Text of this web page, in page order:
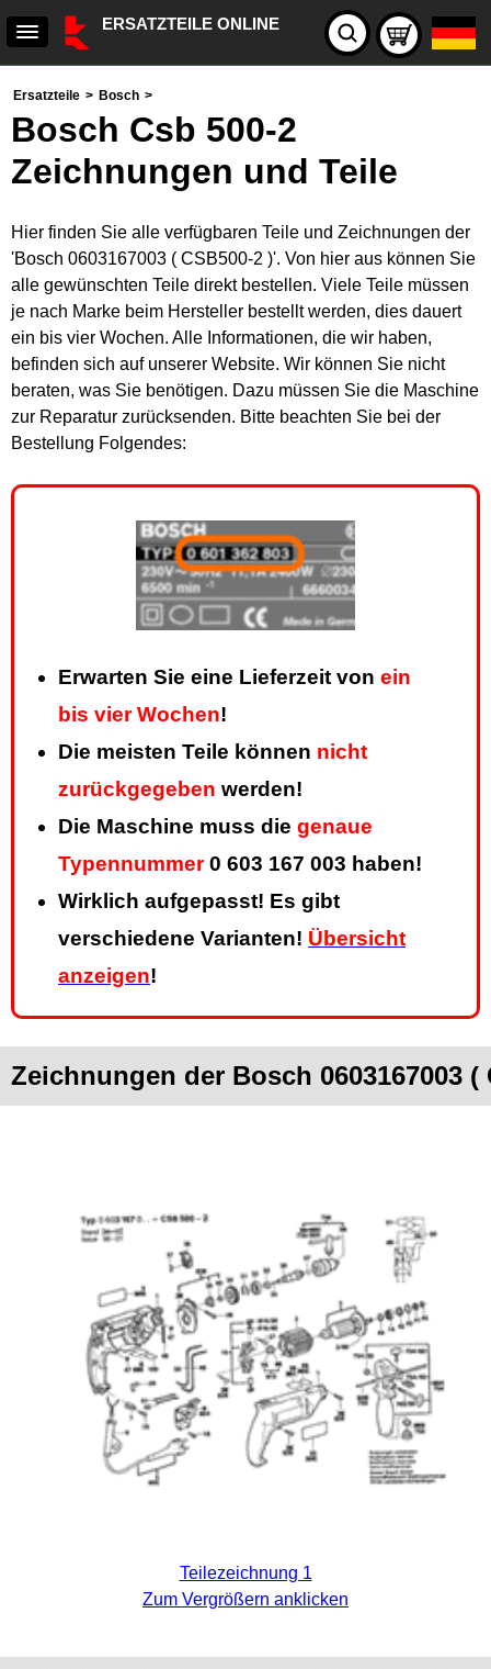
ERSATZTEILE ONLINE
Ersatzteile > Bosch >
Bosch Csb 500-2
Zeichnungen und Teile
Hier finden Sie alle verfügbaren Teile und Zeichnungen der
'Bosch 0603167003 ( CSB500-2 )'. Von hier aus können Sie
alle gewünschten Teile direkt bestellen. Viele Teile müssen
je nach Marke beim Hersteller bestellt werden, dies dauert
ein bis vier Wochen. Alle Informationen, die wir haben,
befinden sich auf unserer Website. Wir können Sie nicht
beraten, was Sie benötigen. Dazu müssen Sie die Maschine
zur Reparatur zurücksenden. Bitte beachten Sie bei der
Bestellung Folgendes:
Erwarten Sie eine Lieferzeit von ein
bis vier Wochen!
Die meisten Teile können nicht
zurückgegeben werden!
Die Maschine muss die genaue
Typennummer0 603 167 003 haben!
Wirklich aufgepasst! Es gibt
verschiedene Varianten! Übersicht
anzeigen!
Zeichnungen der Bosch 0603167003 (
Teilezeichnung 1
Zum Vergrößern anklicken